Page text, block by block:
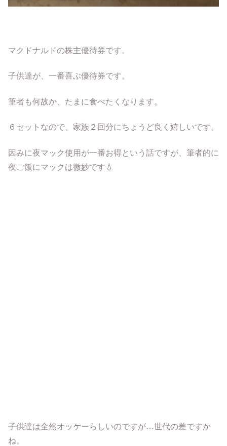
マクドナルドの株主優待券です。
子供達が、一番喜ぶ優待券です。
筆者も何故か、たまに食べたくなります。
６セットなので、家族２回分にちょうど良く嬉しいです。
因みに夜マック使用が一番お得という話ですが、筆者的に
夜ご飯にマックは微妙です💧
子供達は全然オッケーらしいのですが…世代の差ですか
ね。